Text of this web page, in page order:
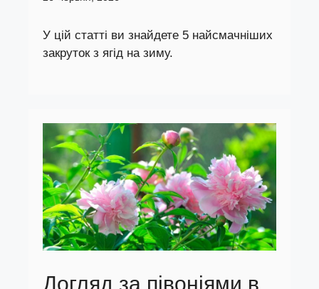
У цій статті ви знайдете 5 найсмачніших
закруток з ягід на зиму.
Догляд за півоніями в